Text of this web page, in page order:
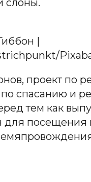
слоны.
|
проект по
спасанию и
тем как
посещения